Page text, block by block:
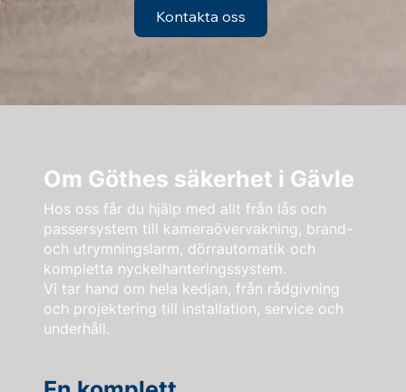
Kontakta oss
Om Göthes säkerhet i Gävle
Hos oss får du hjälp med allt från lås och
passersystem till kameraövervakning, brand-
och utrymningslarm, dörrautomatik och
kompletta nyckelhanteringssystem.
Vi tar hand om hela kedjan, från rådgivning
och projektering till installation, service och
underhåll.